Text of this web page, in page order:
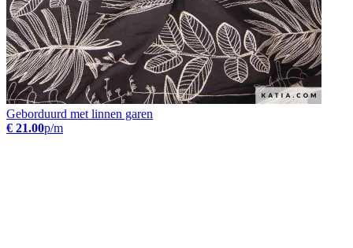
Geborduurd met linnen garen
€ 21.00p/m